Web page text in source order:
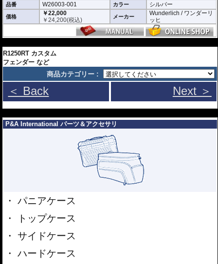
品番 W26003-001 カラー シルバー
価格
￥22,000
￥24,200(税込) メーカー
Wunderlich / ワンダーリ
ッヒ
R1250RT カスタム
フェンダー など
商品カテゴリー :
＜ Back Next ＞
P&A International パーツ＆アクセサリ
パニアケース
トップケース
サイドケース
ハードケース